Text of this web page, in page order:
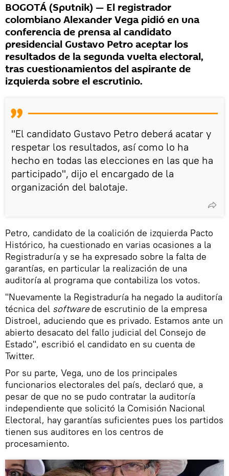
BOGOTÁ (Sputnik) — El registrador
colombiano Alexander Vega pidió en una
conferencia de prensa al candidato
presidencial Gustavo Petro aceptar los
resultados de la segunda vuelta electoral,
tras cuestionamientos del aspirante de
izquierda sobre el escrutinio.
"El candidato Gustavo Petro deberá acatar y
respetar los resultados, así como lo ha
hecho en todas las elecciones en las que ha
participado", dijo el encargado de la
organización del balotaje.
Petro, candidato de la coalición de izquierda Pacto
Histórico, ha cuestionado en varias ocasiones a la
Registraduría y se ha expresado sobre la falta de
garantías, en particular la realización de una
auditoría al programa que contabiliza los votos.
"Nuevamente la Registraduría ha negado la auditoría
técnica del softwarede escrutinio de la empresa
Distroel, aduciendo que es privado. Estamos ante un
abierto desacato del fallo judicial del Consejo de
Estado", escribió el candidato en su cuenta de
Twitter.
Por su parte, Vega, uno de los principales
funcionarios electorales del país, declaró que, a
pesar de que no se pudo contratar la auditoría
independiente que solicitó la Comisión Nacional
Electoral, hay garantías suficientes pues los partidos
tienen sus auditores en los centros de
procesamiento.